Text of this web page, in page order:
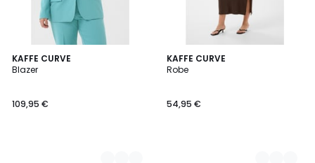
KAFFE CURVE
Blazer
109,95 €
5
Couleurs
KAFFE CURVE
Robe
54,95 €
2
Couleurs